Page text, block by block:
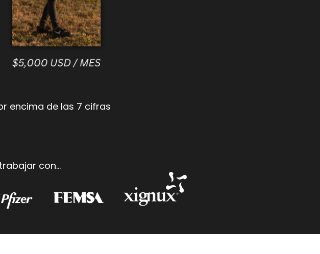
encima de las 7 cifras
con...